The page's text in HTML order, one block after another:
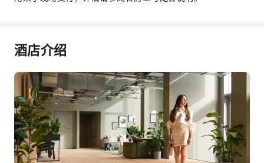
酒店介绍